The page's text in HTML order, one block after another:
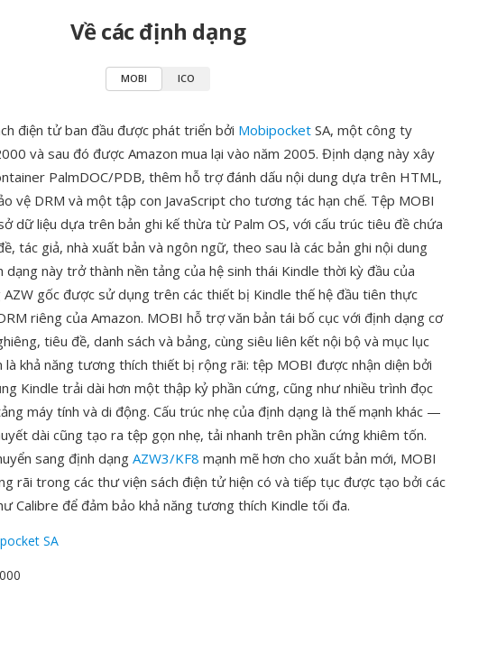
Về các định dạng
MOBI ICO
điện tử ban đầu được phát triển bởi Mobipocket SA, một công ty
và sau đó được Amazon mua lại vào năm 2005. Định dạng này xây
PalmDOC/PDB, thêm hỗ trợ đánh dấu nội dung dựa trên HTML,
vệ DRM và một tập con JavaScript cho tương tác hạn chế. Tệp MOBI
dữ liệu dựa trên bản ghi kế thừa từ Palm OS, với cấu trúc tiêu đề chứa
tác giả, nhà xuất bản và ngôn ngữ, theo sau là các bản ghi nội dung
này trở thành nền tảng của hệ sinh thái Kindle thời kỳ đầu của
gốc được sử dụng trên các thiết bị Kindle thế hệ đầu tiên thực
riêng của Amazon. MOBI hỗ trợ văn bản tái bố cục với định dạng cơ
tiêu đề, danh sách và bảng, cùng siêu liên kết nội bộ và mục lục
khả năng tương thích thiết bị rộng rãi: tệp MOBI được nhận diện bởi
Kindle trải dài hơn một thập kỷ phần cứng, cũng như nhiều trình đọc
máy tính và di động. Cấu trúc nhẹ của định dạng là thế mạnh khác —
dài cũng tạo ra tệp gọn nhẹ, tải nhanh trên phần cứng khiêm tốn.
sang định dạng AZW3/KF8 mạnh mẽ hơn cho xuất bản mới, MOBI
rãi trong các thư viện sách điện tử hiện có và tiếp tục được tạo bởi các
Calibre để đảm bảo khả năng tương thích Kindle tối đa.
SA